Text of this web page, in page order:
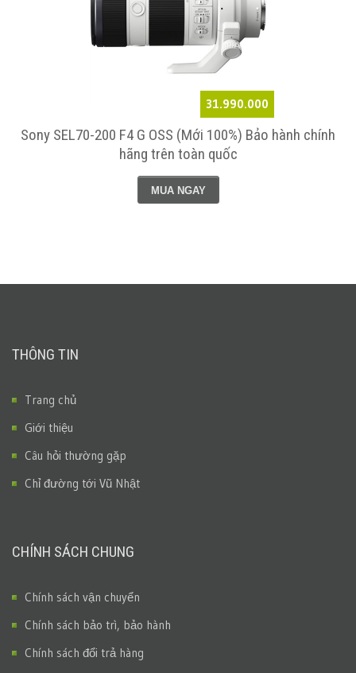
31.990.000
Sony SEL70-200 F4 G OSS (Mới 100%) Bảo hành chính
hãng trên toàn quốc
MUA NGAY
THÔNG TIN
Trang chủ
Giới thiệu
Câu hỏi thường gặp
Chỉ đường tới Vũ Nhật
CHÍNH SÁCH CHUNG
Chính sách vận chuyển
Chính sách bảo trì, bảo hành
Chính sách đổi trả hàng